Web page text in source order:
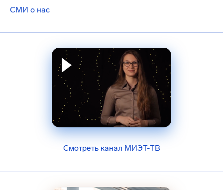
СМИ о нас
Смотреть канал МИЭТ-ТВ